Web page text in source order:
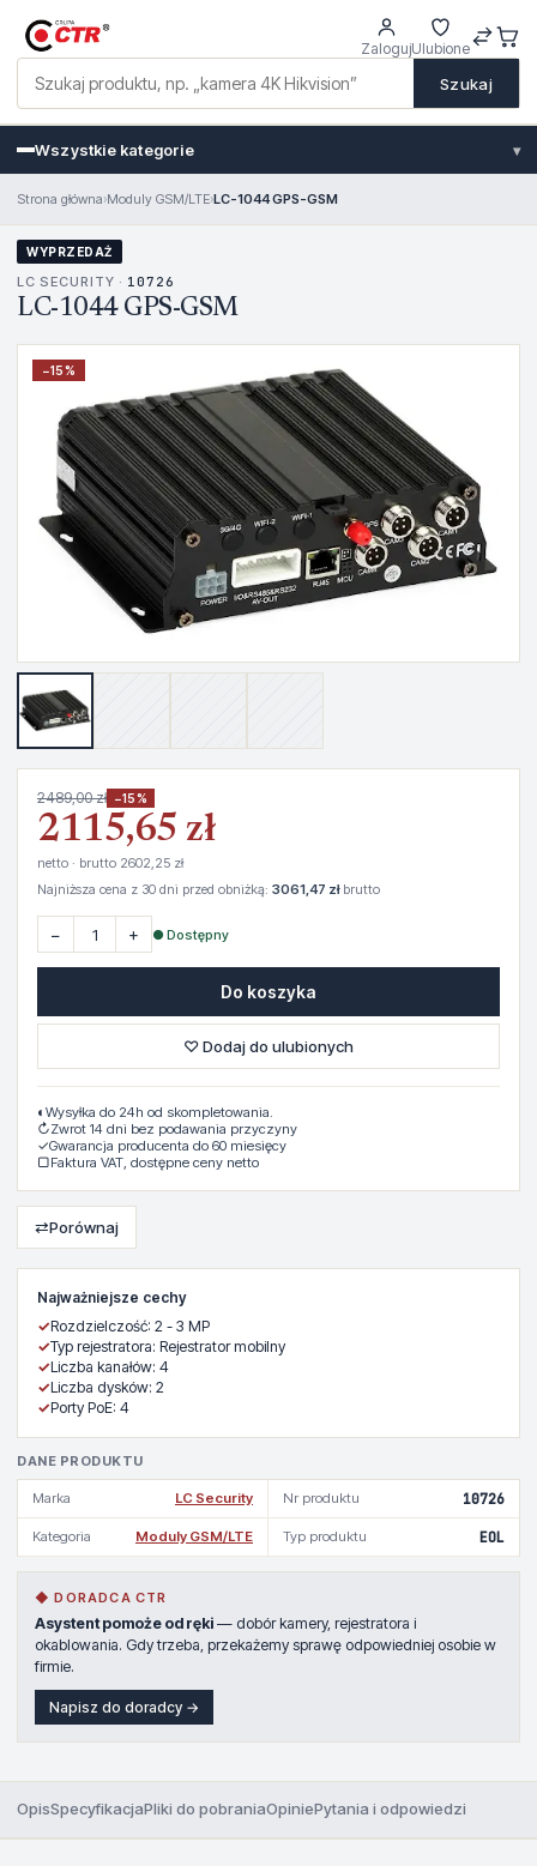
Szukaj
ZalogujUlubione
Wszystkie kategorie ▾
Strona główna›Moduly GSM/LTE›LC-1044 GPS-GSM
WYPRZEDAŻ
LC SECURITY · 10726
LC-1044 GPS-GSM
−15%
Najważniejsze cechy
✓Rozdzielczość: 2 - 3 MP
✓Typ rejestratora: Rejestrator mobilny
✓Liczba kanałów: 4
✓Liczba dysków: 2
✓Porty PoE: 4
DANE PRODUKTU
Marka LC Security Nr produktu 10726
Kategoria Moduly GSM/LTE Typ produktu EOL
◆ DORADCA CTR
Asystent pomoże od ręki — dobór kamery, rejestratora i
okablowania. Gdy trzeba, przekażemy sprawę odpowiedniej osobie w
firmie.
Napisz do doradcy →
2489,00 zł −15%
2115,65 zł
netto · brutto 2602,25 zł
Najniższa cena z 30 dni przed obniżką: 3061,47 złbrutto
− + ● Dostępny
Do koszyka
♡ Dodaj do ulubionych
◐ Wysyłka do 24h od skompletowania.
↻Zwrot 14 dni bez podawania przyczyny
✓Gwarancja producenta do 60 miesięcy
▢Faktura VAT, dostępne ceny netto
⇄Porównaj
OpisSpecyfikacjaPliki do pobraniaOpiniePytania i odpowiedzi